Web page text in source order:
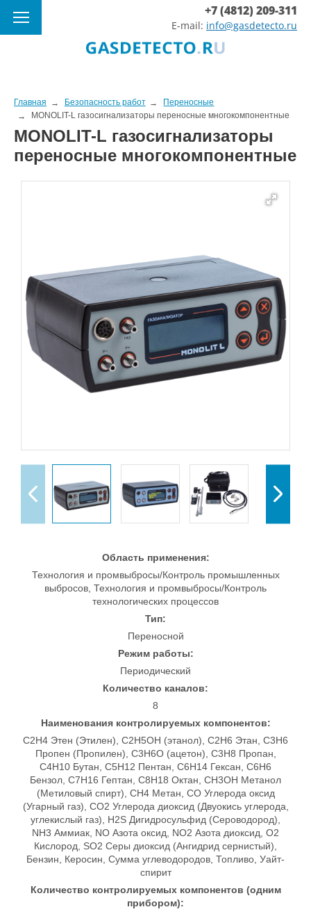
+7 (4812) 209-311
E-mail: info@gasdetecto.ru
Главная Безопасность работ
Переносные
MONOLIT-L газосигнализаторы переносные многокомпонентные
MONOLIT-L газосигнализаторы
переносные многокомпонентные
Область применения:
Технология и промвыбросы/Контроль промышленных
выбросов, Технология и промвыбросы/Контроль
технологических процессов
Тип:
Переносной
Режим работы:
Периодический
Количество каналов:
8
Наименования контролируемых компонентов:
C2H4 Этен (Этилен), C2H5OH (этанол), C2H6 Этан, C3H6
Пропен (Пропилен), C3H6O (ацетон), C3H8 Пропан,
C4H10 Бутан, C5H12 Пентан, C6H14 Гексан, C6H6
Бензол, C7H16 Гептан, C8H18 Октан, CH3OH Метанол
(Метиловый спирт), CH4 Метан, CO Углерода оксид
(Угарный газ), CO2 Углерода диоксид (Двуокись углерода,
углекислый газ), H2S Дигидросульфид (Сероводород),
NH3 Аммиак, NO Азота оксид, NO2 Азота диоксид, O2
Кислород, SO2 Серы диоксид (Ангидрид сернистый),
Бензин, Керосин, Сумма углеводородов, Топливо, Уайт-
спирит
Количество контролируемых компонентов (одним
прибором):